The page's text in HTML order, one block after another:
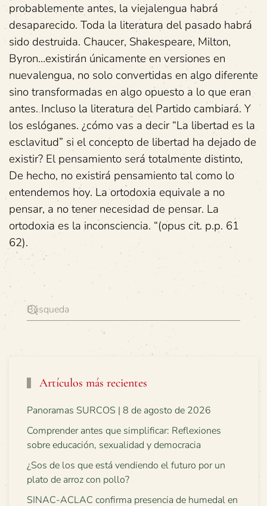
probablemente antes, la viejalengua habrá
desaparecido. Toda la literatura del pasado habrá
sido destruida. Chaucer, Shakespeare, Milton,
Byron…existirán únicamente en versiones en
nuevalengua, no solo convertidas en algo diferente
sino transformadas en algo opuesto a lo que eran
antes. Incluso la literatura del Partido cambiará. Y
los eslóganes. ¿cómo vas a decir “La libertad es la
esclavitud” si el concepto de libertad ha dejado de
existir? El pensamiento será totalmente distinto,
De hecho, no existirá pensamiento tal como lo
entendemos hoy. La ortodoxia equivale a no
pensar, a no tener necesidad de pensar. La
ortodoxia es la inconsciencia. “(opus cit. p.p. 61
62).
Artículos más recientes
Panoramas SURCOS | 8 de agosto de 2026
Comprender antes que simplificar: Reflexiones
sobre educación, sexualidad y democracia
¿Sos de los que está vendiendo el futuro por un
plato de arroz con pollo?
SINAC-ACLAC confirma presencia de humedal en